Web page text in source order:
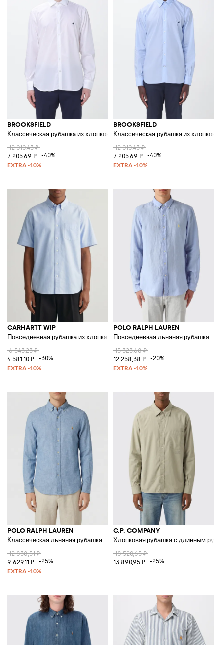
BROOKSFIELD
Классическая рубашка из хлопкового поплина
12 010,43 ₽
7 205,69 ₽
-40%
BROOKSFIELD
Классическая рубашка из
12 010,43 ₽
7 205,69 ₽
-40%
CARHARTT WIP
Повседневная рубашка из хлопка
6 543,23 ₽
4 581,10 ₽
-30%
POLO RALPH LAUREN
Повседневная льняная рубашка
15 323,68 ₽
12 258,38 ₽
-20%
POLO RALPH LAUREN
Классическая льняная рубашка
12 838,51 ₽
9 629,11 ₽
-25%
C.P. COMPANY
Хлопковая рубашка с длинным
18 520,65 ₽
13 890,95 ₽
-25%